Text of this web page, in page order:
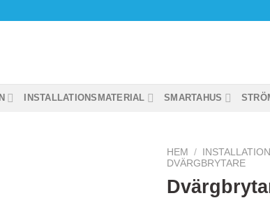
INSTALLATIONSMATERIAL SMARTAHUS
HEM /
DVÄRGBRYTARE